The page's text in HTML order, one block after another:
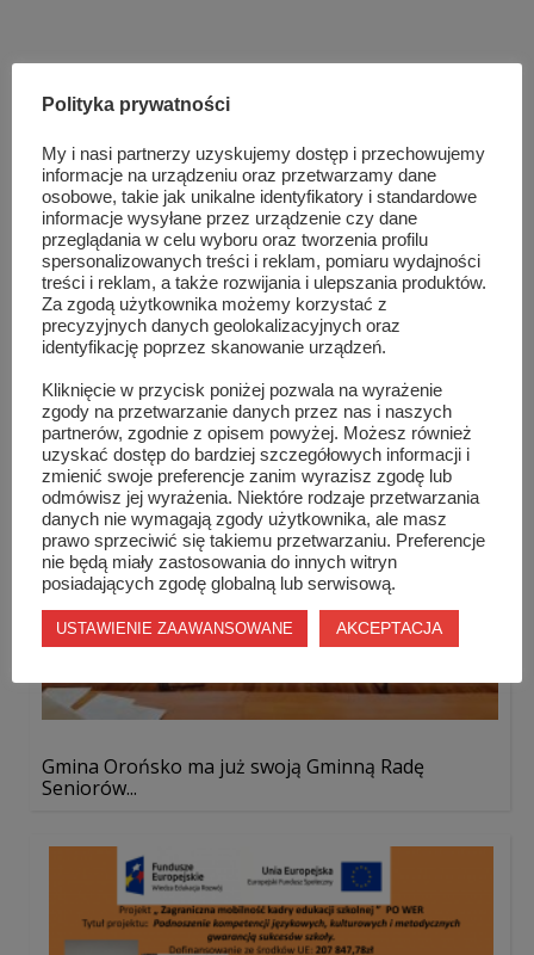
TAG LIST RAZEM NA PIASKOWCU
Podobne wpisy
Gmina Orońsko ma już swoją Gminną Radę
Seniorów...
Polityka prywatności
My i nasi partnerzy uzyskujemy dostęp i przechowujemy
informacje na urządzeniu oraz przetwarzamy dane
osobowe, takie jak unikalne identyfikatory i standardowe
informacje wysyłane przez urządzenie czy dane
przeglądania w celu wyboru oraz tworzenia profilu
spersonalizowanych treści i reklam, pomiaru wydajności
treści i reklam, a także rozwijania i ulepszania produktów.
Za zgodą użytkownika możemy korzystać z
precyzyjnych danych geolokalizacyjnych oraz
identyfikację poprzez skanowanie urządzeń.
Kliknięcie w przycisk poniżej pozwala na wyrażenie
zgody na przetwarzanie danych przez nas i naszych
partnerów, zgodnie z opisem powyżej. Możesz również
uzyskać dostęp do bardziej szczegółowych informacji i
zmienić swoje preferencje zanim wyrazisz zgodę lub
odmówisz jej wyrażenia. Niektóre rodzaje przetwarzania
danych nie wymagają zgody użytkownika, ale masz
prawo sprzeciwić się takiemu przetwarzaniu. Preferencje
nie będą miały zastosowania do innych witryn
posiadających zgodę globalną lub serwisową.
USTAWIENIE ZAAWANSOWANE AKCEPTACJA